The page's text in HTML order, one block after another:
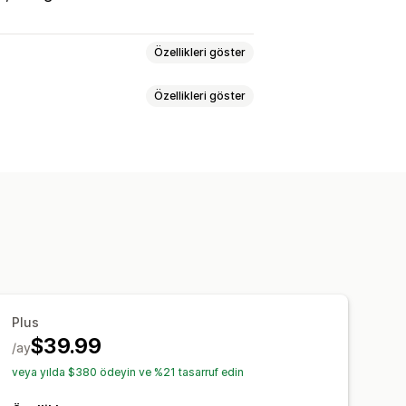
Özellikleri göster
Özellikleri göster
Plus
$39.99
/ay
veya yılda $380 ödeyin ve %21 tasarruf edin